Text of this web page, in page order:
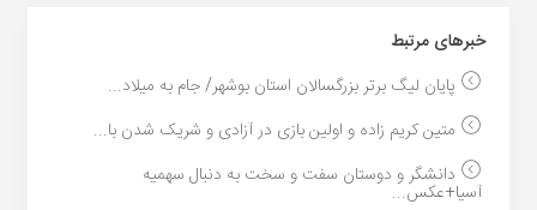
خبر‌های مرتبط
پایان لیگ برتر بزرگسالان استان بوشهر/ جام به میلاد...
متین کریم زاده و اولین بازی در آزادی و شریک شدن با...
دانشگر و دوستان سفت و سخت به دنبال سهمیه
آسیا+عکس...